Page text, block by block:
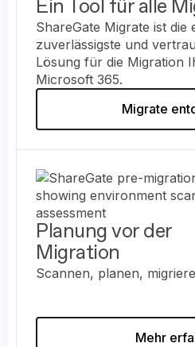
Ein Tool für alle
ShareGate Migrate ist die
zuverlässigste und
Lösung für die Migration
Microsoft 365.
Migrate
Planung vor der
Migration
Scannen, planen,
Mehr